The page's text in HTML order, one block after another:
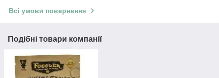
Всі умови повернення
Подібні товари компанії